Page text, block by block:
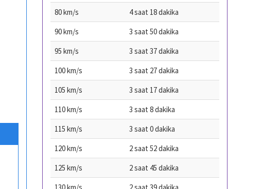
80 km/s
4 saat 18 dakika
90 km/s
3 saat 50 dakika
95 km/s
3 saat 37 dakika
100 km/s
3 saat 27 dakika
105 km/s
3 saat 17 dakika
110 km/s
3 saat 8 dakika
115 km/s
3 saat 0 dakika
120 km/s
2 saat 52 dakika
125 km/s
2 saat 45 dakika
130 km/s
2 saat 39 dakika